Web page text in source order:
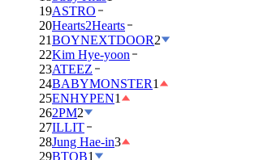
19ASTRO
20Hearts2Hearts
21BOYNEXTDOOR2
22Kim Hye-yoon
23ATEEZ
24BABYMONSTER1
25ENHYPEN1
262PM2
27ILLIT
28Jung Hae-in3
29BTOB1